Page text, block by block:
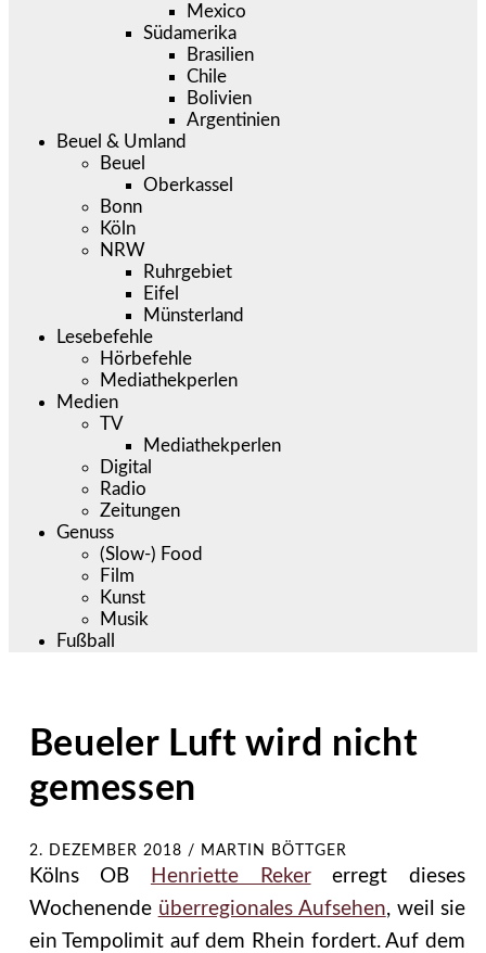
Mexico
Südamerika
Brasilien
Chile
Bolivien
Argentinien
Beuel & Umland
Beuel
Oberkassel
Bonn
Köln
NRW
Ruhrgebiet
Eifel
Münsterland
Lesebefehle
Hörbefehle
Mediathekperlen
Medien
TV
Mediathekperlen
Digital
Radio
Zeitungen
Genuss
(Slow-) Food
Film
Kunst
Musik
Fußball
Beueler Luft wird nicht
gemessen
2. DEZEMBER 2018 / MARTIN BÖTTGER
Kölns OB Henriette Rekererregt dieses
Wochenende überregionales Aufsehen, weil sie
ein Tempolimit auf dem Rhein fordert. Auf dem